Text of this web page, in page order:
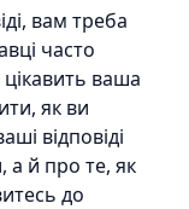
вам треба
часто
ваша
як ви
відповіді
й про те, як
до